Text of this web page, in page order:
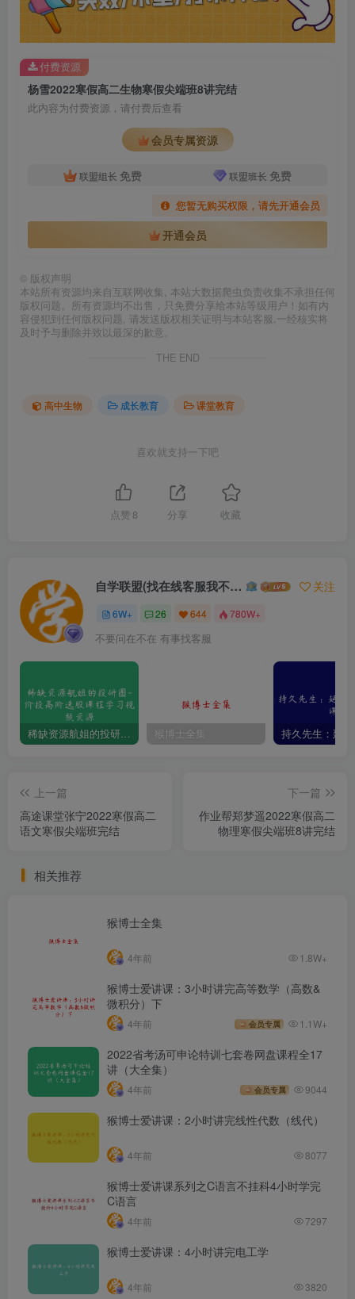
杨雪2022寒假高二生物寒假尖端班8讲完结
此内容为付费资源，请付费后查看
会员专属资源
联盟组长 免费 联盟班长 免费
您暂无购买权限，请先开通会员
开通会员
付费资源
© 版权声明
本站所有资源均来自互联网收集, 本站大数据爬虫负责收集不承担任何
版权问题。所有资源均不出售，只免费分享给本站等级用户！如有内
容侵犯到任何版权问题, 请发送版权相关证明与本站客服,一经核实将
及时予与删除并致以最深的歉意。
THE END
高中生物 成长教育 课堂教育
喜欢就支持一下吧
点赞 8 分享 收藏
自学联盟(找在线客服我不回信息的) 关注
6W+ 26 644 780W+
不要问在不在 有事找客服
稀缺资源航姐的投研圈-价投高阶选股课程学习视频资源 猴博士全集
上一篇
高途课堂张宁2022寒假高二
语文寒假尖端班完结
下一篇
作业帮郑梦遥2022寒假高二
物理寒假尖端班8讲完结
相关推荐
猴博士全集
4年前 1.8W+
猴博士爱讲课：3小时讲完高等数学（高数&
微积分）下
4年前 会员专属 1.1W+
2022省考汤可申论特训七套卷网盘课程全17
讲（大全集）
4年前 会员专属 9044
猴博士爱讲课：2小时讲完线性代数（线代）
4年前 8077
猴博士爱讲课系列之C语言不挂科4小时学完
C语言
4年前 7297
猴博士爱讲课：4小时讲完电工学
4年前 3820